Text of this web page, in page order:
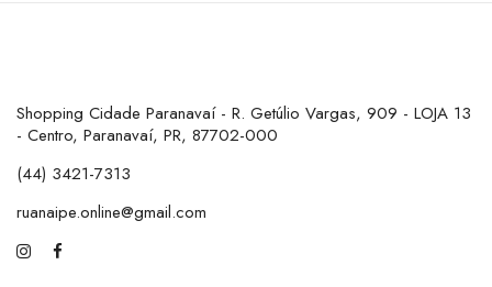
Shopping Cidade Paranavaí - R. Getúlio Vargas, 909 - LOJA 13
- Centro, Paranavaí, PR, 87702-000
(44) 3421-7313
ruanaipe.online@gmail.com